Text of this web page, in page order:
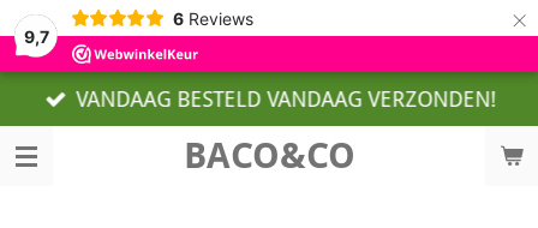
9,7
6 Reviews ×
BACO&CO
VANDAAG BESTELD VANDAAG VERZONDEN!